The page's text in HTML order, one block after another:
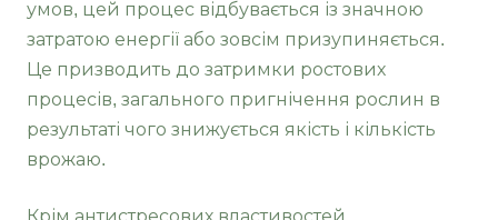
умов, цей процес відбувається із значною
затратою енергії або зовсім призупиняється.
Це призводить до затримки ростових
процесів, загального пригнічення рослин в
результаті чого знижується якість і кількість
врожаю.